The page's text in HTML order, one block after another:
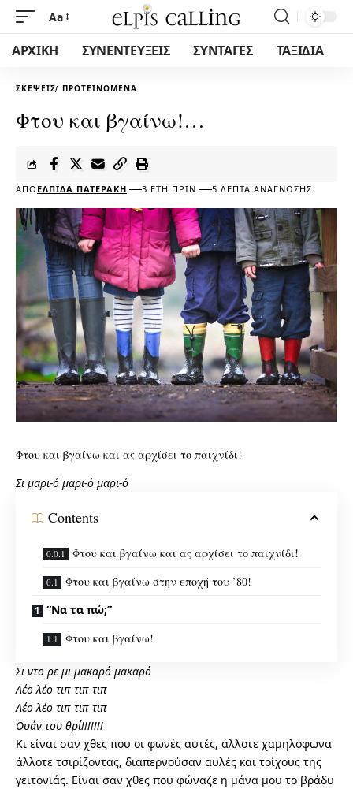
Aa
ΑΡΧΙΚΗ ΣΥΝΕΝΤΕΥΞΕΙΣ ΣΥΝΤΑΓΕΣ ΤΑΞΙΔΙΑ
ΣΚΈΨΕΙΣ ΠΡΟΤΕΙΝΌΜΕΝΑ
Φτου και βγαίνω!…
ΑΠΌ ΕΛΠΊΔΑ ΠΑΤΕΡΆΚΗ 3 ΈΤΗ ΠΡΙΝ 5 ΛΕΠΤΆ ΑΝΆΓΝΩΣΗΣ
Φτου και βγαίνω και ας αρχίσει το παιχνίδι!
Σι μαρι-ό μαρι-ό μαρι-ό
Contents
Φτου και βγαίνω και ας αρχίσει το παιχνίδι!
Φτου και βγαίνω στην εποχή του ’80!
“Να τα πώ;”
Φτου και βγαίνω!
Σι ντο ρε μι μακαρό μακαρό
Λέο λέο τιπ τιπ τιπ
Λέο λέο τιπ τιπ τιπ
Ουάν του θρί!!!!!!!
Κι είναι σαν χθες που οι φωνές αυτές, άλλοτε χαμηλόφωνα
άλλοτε τσιρίζοντας, διαπερνούσαν αυλές και τοίχους της
γειτονιάς. Είναι σαν χθες που φώναζε η μάνα μου το βράδυ